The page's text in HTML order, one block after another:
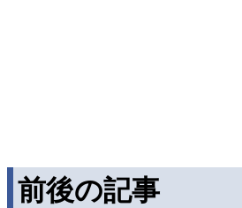
前後の記事